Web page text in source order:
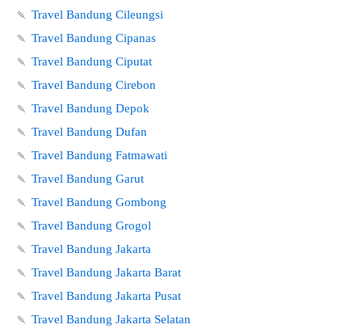
🍡 Travel Bandung Cileungsi
🍡 Travel Bandung Cipanas
🍡 Travel Bandung Ciputat
🍡 Travel Bandung Cirebon
🍡 Travel Bandung Depok
🍡 Travel Bandung Dufan
🍡 Travel Bandung Fatmawati
🍡 Travel Bandung Garut
🍡 Travel Bandung Gombong
🍡 Travel Bandung Grogol
🍡 Travel Bandung Jakarta
🍡 Travel Bandung Jakarta Barat
🍡 Travel Bandung Jakarta Pusat
🍡 Travel Bandung Jakarta Selatan